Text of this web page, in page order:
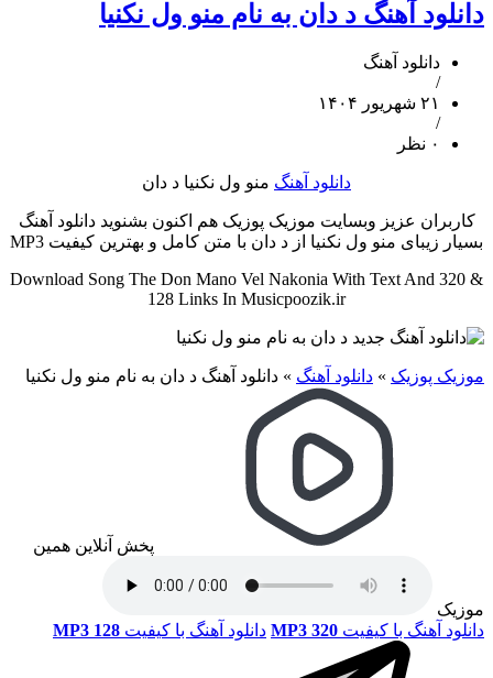
دانلود آهنگ د دان به نام منو ول نکنیا
دانلود آهنگ
/
۲۱ شهریور ۱۴۰۴
/
۰ نظر
دانلود آهنگ منو ول نکنیا د دان
کاربران عزیز وبسایت موزیک پوزیک هم اکنون بشنوید دانلود آهنگ
بسیار زیبای منو ول نکنیا از د دان با متن کامل و بهترین کیفیت MP3
Download Song The Don Mano Vel Nakonia With Text And 320 &
128 Links In Musicpoozik.ir
موزیک پوزیک » دانلود آهنگ » دانلود آهنگ د دان به نام منو ول نکنیا
پخش آنلاین همین
موزیک
دانلود آهنگ با کیفیت MP3 320 دانلود آهنگ با کیفیت MP3 128